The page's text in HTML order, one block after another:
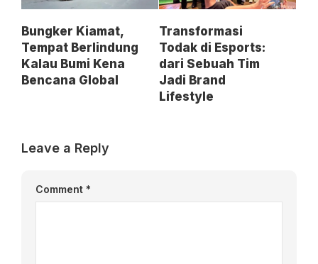
Bungker Kiamat,
Tempat Berlindung
Kalau Bumi Kena
Bencana Global
Transformasi
Todak di Esports:
dari Sebuah Tim
Jadi Brand
Lifestyle
Leave a Reply
Comment *